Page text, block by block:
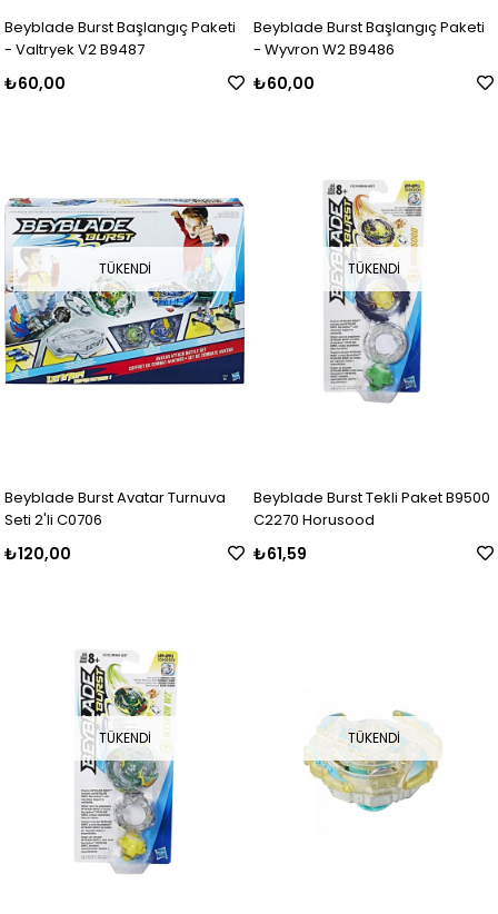
Beyblade Burst Başlangıç Paketi
- Valtryek V2 B9487
₺60,00
Beyblade Burst Başlangıç Paketi
- Wyvron W2 B9486
₺60,00
TÜKENDI
Beyblade Burst Avatar Turnuva
Seti 2'li C0706
₺120,00
TÜKENDI
Beyblade Burst Tekli Paket B9500
C2270 Horusood
₺61,59
TÜKENDI TÜKENDI